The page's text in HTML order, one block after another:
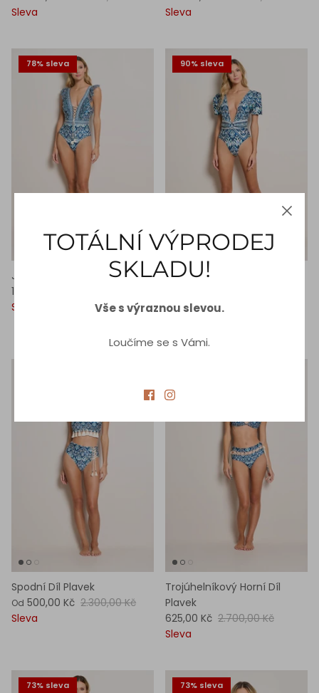
Sleva
Sleva
78% sleva
Jednodílné Plavky s Volánky
1.000,00 Kč
Sleva
90% sleva
Jednodílné Plavky s
500,00 Kč 5.000,00 Kč
Spodní Díl Plavek
Od 500,00 Kč 2.300,00 Kč
Sleva
Trojúhelníkový Horní Díl
Plavek
625,00 Kč 2.700,00 Kč
Sleva
73% sleva 73% sleva
TOTÁLNÍ VÝPRODEJ
SKLADU!
Vše s výraznou slevou.
Loučíme se s Vámi.